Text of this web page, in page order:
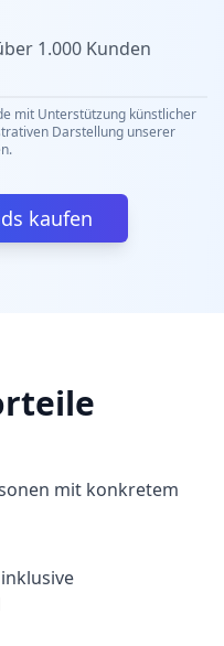
1.000 Kunden
mit Unterstützung künstlicher
Darstellung unserer
kaufen
mit konkretem